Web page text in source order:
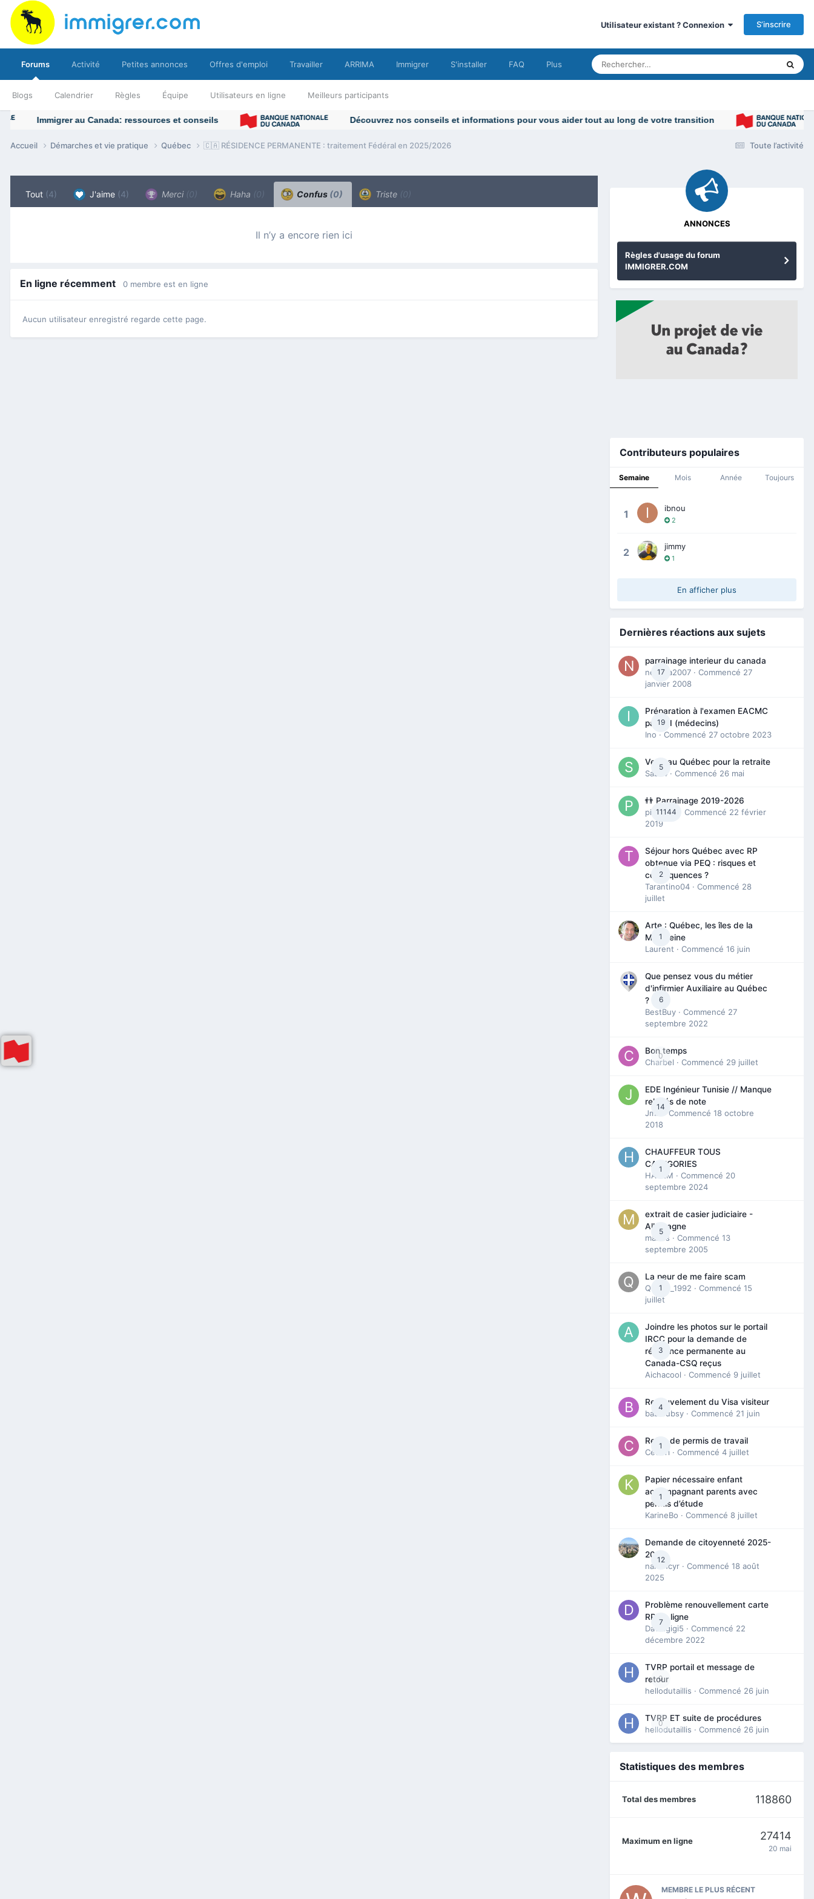
Utilisateur existant ? Connexion S’inscrire
Forums
Blogs Calendrier Règles Équipe Utilisateurs en ligne Meilleurs participants
Activité Petites annonces Offres d'emploi Travailler ARRIMA Immigrer S'installer FAQ Plus
Toute l’activité
Accueil Démarches et vie pratique Québec 🇨🇦 RÉSIDENCE PERMANENTE : traitement Fédéral en 2025/2026
Tout (4) J'aime (4) Merci (0) Haha (0) Confus (0) Triste (0)
Il n’y a encore rien ici
En ligne récemment 0 membre est en ligne
Aucun utilisateur enregistré regarde cette page.
ANNONCES
Règles d'usage du forum
IMMIGRER.COM
Contributeurs populaires
Semaine Mois Année Toujours
1 ibnou
2
2 jimmy
1
En afficher plus
Dernières réactions aux sujets
17
parrainage interieur du canada
nedjma2007 · Commencé 27
janvier 2008
19
Préparation à l'examen EACMC
partie I (médecins)
Ino · Commencé 27 octobre 2023
5
Venir au Québec pour la retraite
Sab74 · Commencé 26 mai
11144
👬 Parrainage 2019-2026
piinoush
· Commencé 22 février
2019
2
Séjour hors Québec avec RP
obtenue via PEQ : risques et
conséquences ?
Tarantino04 · Commencé 28
juillet
1
Arte : Québec, les îles de la
Madeleine
Laurent · Commencé 16 juin
6
Que pensez vous du métier
d'infirmier Auxiliaire au Québec
?
BestBuy · Commencé 27
septembre 2022
0
Bon temps
Charbel · Commencé 29 juillet
14
EDE Ingénieur Tunisie // Manque
relevés de note
Jmili
· Commencé 18 octobre
2018
1
CHAUFFEUR TOUS
CATEGORIES
HAZEM · Commencé 20
septembre 2024
5
extrait de casier judiciaire -
Allemagne
maries · Commencé 13
septembre 2005
1
La peur de me faire scam
Queen_1992 · Commencé 15
juillet
3
Joindre les photos sur le portail
IRCC pour la demande de
résidence permanente au
Canada-CSQ reçus
Aichacool · Commencé 9 juillet
4
Renouvelement du Visa visiteur
babibubsy · Commencé 21 juin
1
Refus de permis de travail
Cedbri · Commencé 4 juillet
1
Papier nécessaire enfant
accompagnant parents avec
permis d’étude
KarineBo · Commencé 8 juillet
12
Demande de citoyenneté 2025-
2026
nanancyr · Commencé 18 août
2025
7
Problème renouvellement carte
RP en ligne
Davidgigi5 · Commencé 22
décembre 2022
0
TVRP portail et message de
retour
hellodutaillis · Commencé 26 juin
0
TVRP ET suite de procédures
hellodutaillis · Commencé 26 juin
Statistiques des membres
Total des membres 118860
Maximum en ligne 27414
20 mai
MEMBRE LE PLUS RÉCENT